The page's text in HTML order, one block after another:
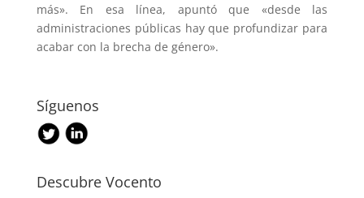
más». En esa línea, apuntó que «desde las
administraciones públicas hay que profundizar para
acabar con la brecha de género».
Síguenos
Descubre Vocento